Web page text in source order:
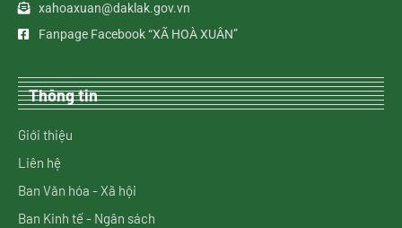
xahoaxuan@daklak.gov.vn
Fanpage Facebook “XÃ HOÀ XUÂN”
Thông tin
Giới thiệu
Liên hệ
Ban Văn hóa - Xã hội
Ban Kinh tế - Ngân sách